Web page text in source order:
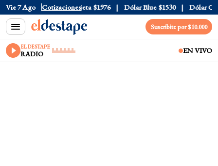
Vie 7 Ago Cotizaciones
$1520 Dólar Tarjeta $1976 Dólar Blue $1530 Dólar CCL
Suscribite por $10.000
EL DESTAPE
RADIO EN VIVO